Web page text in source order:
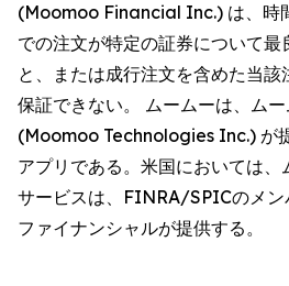
(Moomoo Financial Inc.) は、
での注文が特定の証券について最
と、または成行注文を含めた当
保証できない。 ムームーは、ム
(Moomoo Technologies Inc.) が
アプリである。米国においては、
サービスは、FINRA/SPICのメン
ファイナンシャルが提供する。